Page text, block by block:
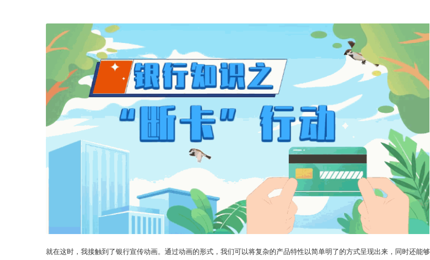
就在这时，我接触到了银行宣传动画。通过动画的形式，我们可以将复杂的产品特性以简单明了的方式呈现出来，同时还能够